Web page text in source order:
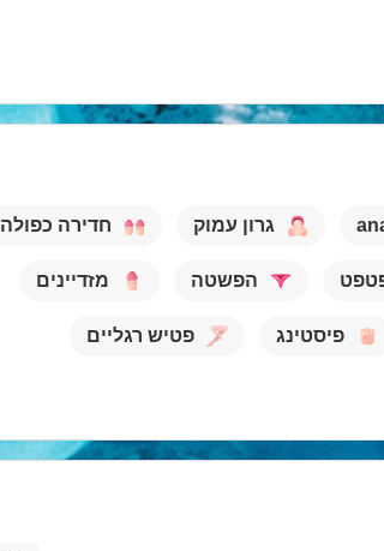
גרון עמוק חדירה כפולה
הפשטה מזדיינים
פיסטינג פטיש רגליים